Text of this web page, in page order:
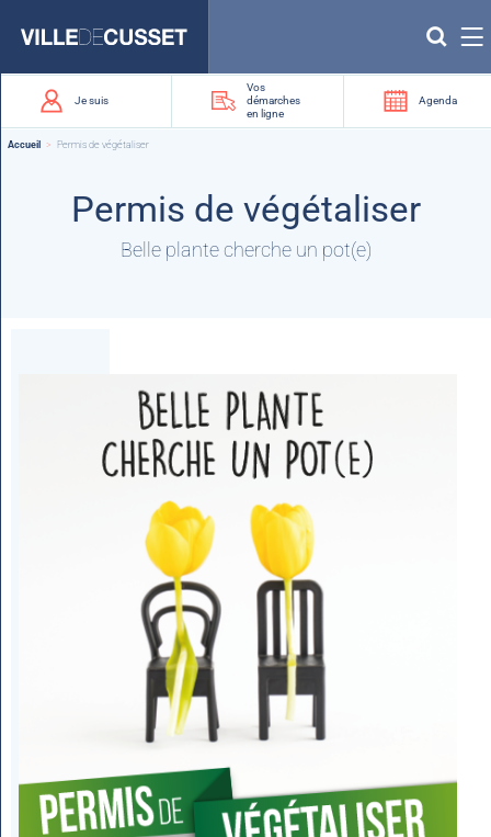
vous
Je suis
Vos
démarches
en ligne
Agenda
Accueil Permis de végétaliser
Permis de végétaliser
Belle plante cherche un pot(e)